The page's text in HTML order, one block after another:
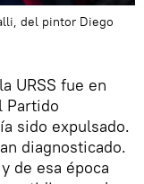
del pintor Diego
URSS fue en
Partido
sido expulsado.
diagnosticado.
de esa época